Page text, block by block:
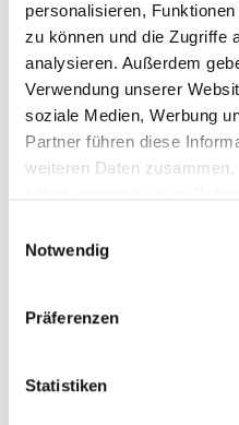
personalisieren,
zu können und die Zugriffe
analysieren. Außerdem
Verwendung unserer
soziale Medien, Werbung
Partner führen diese
weiteren Daten
Notwendig
Präferenzen
Statistiken
Secure
Free standard shipping